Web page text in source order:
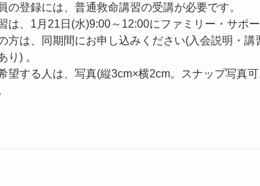
の登録には、普通救命講習の受講が必要です。
は、1月21日(水)9:00～12:00にファミリー・サポ
方は、同期間にお申し込みください(入会説明・講
り) 。
望する人は、写真(縦3cm×横2cm。スナップ写真